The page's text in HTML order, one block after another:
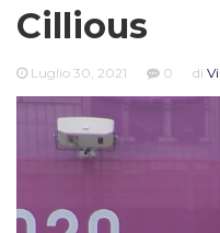
Cillious
Luglio 30, 2021 0 di Vi